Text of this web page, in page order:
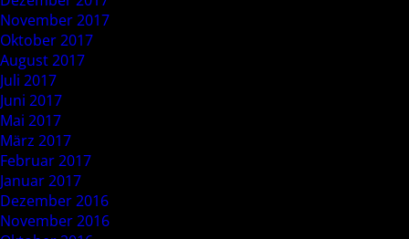
November 2017
Oktober 2017
August 2017
Juli 2017
Juni 2017
Mai 2017
März 2017
Februar 2017
Januar 2017
Dezember 2016
November 2016